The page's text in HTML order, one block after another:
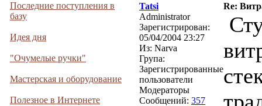
Последние поступления в
базу
Идея дня
"Очумелые ручки"
Мастерская и оборудование
Полезное в Интернете
Tatsi
Re:
Administrator
Зарегистрирован:
05/04/2004 23:27
Из: Narva
Група:
Зарегистрированные
пользователи
Модераторы
Сообщений: 357